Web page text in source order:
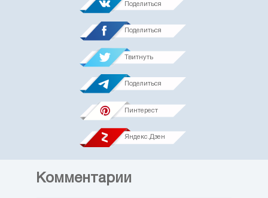
Поделиться
Поделиться
Твитнуть
Поделиться
Пинтерест
Яндекс.Дзен
Комментарии